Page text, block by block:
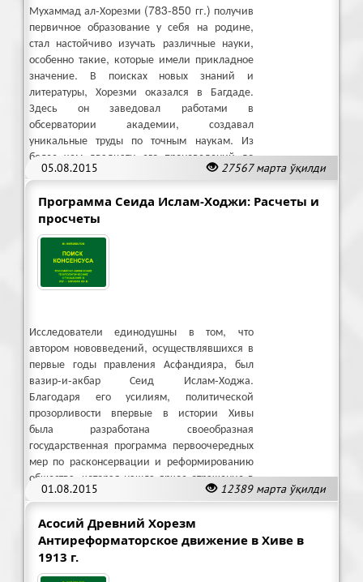
05.08.2015 27567 марта ўқилди
Мухаммад ал-Хорезми (783-850 гг.) получив
первичное образование у себя на родине,
стал настойчиво изучать различные науки,
особенно такие, которые имели прикладное
значение. В поисках новых знаний и
литературы, Хорезми оказался в Багдаде.
Здесь он заведовал работами в
обсерватории академии, создавал
уникальные труды по точным наукам. Из
более чем двадцати его произведений до
нас дошли только десять.
Программа Сеида Ислам-Ходжи: Расчеты и
просчеты
01.08.2015 12389 марта ўқилди
Исследователи единодушны в том, что
автором нововведений, осуществлявшихся в
первые годы правления Асфандияра, был
вазир-и-акбар Сеид Ислам-Ходжа.
Благодаря его усилиям, политической
прозорливости впервые в истории Хивы
была разработана своеобразная
государственная программа первоочередных
мер по расконсервации и реформированию
общества, которая нашла яркое отражение в
фирманах начала 1911 года.
Асосий Древний Хорезм
Антиреформаторское движение в Хиве в
1913 г.